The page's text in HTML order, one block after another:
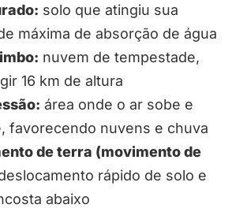
solo que atingiu sua
máxima de absorção de água
nuvem de tempestade,
16 km de altura
área onde o ar sobe e
favorecendo nuvens e chuva
de terra (movimento de
rápido de solo e
abaixo